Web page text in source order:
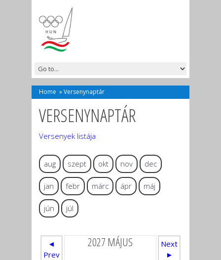
Home »Versenynaptár
VERSENYNAPTÁR
Versenyek listája
aug szept okt nov dec
jan febr márc ápr máj
jún júl
◄
Prev
2027 MÁJUS
Next
►